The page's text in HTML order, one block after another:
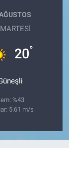
20°
%43
5.61 m/s